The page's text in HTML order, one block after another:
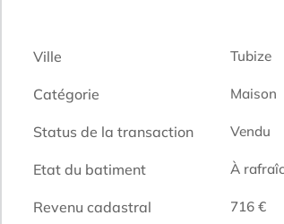
Ville Tubize
Catégorie Maison
Status de la transaction Vendu
Etat du batiment À
Revenu cadastral 716 €